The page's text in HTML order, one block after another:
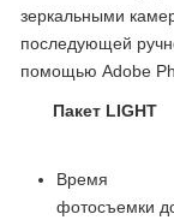
зеркальными
последующей
помощью Adobe
Пакет LIGHT
Время
фотосъемки